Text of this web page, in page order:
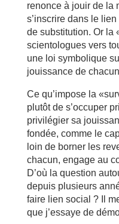
renonce à jouir de la
s’inscrire dans le
de substitution. Or la
scientologues vers
une loi symbolique
jouissance de
Ce qu’impose la
plutôt de s’occuper
privilégier sa
fondée, comme le
loin de borner les
chacun, engage au
D’où la question
depuis plusieurs
faire lien social ? Il
que j’essaye de